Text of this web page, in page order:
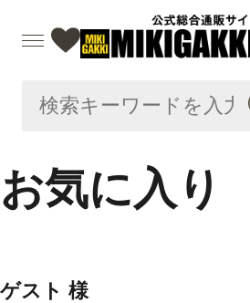
お気に入り
ゲスト 様